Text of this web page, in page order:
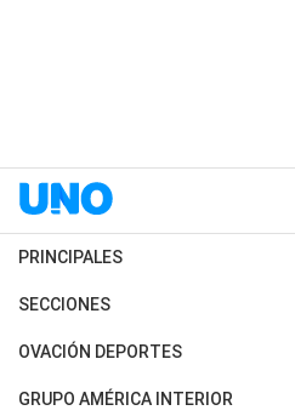
PRINCIPALES
Últimas Noticias
Política
SECCIONES
Horóscopo
Motores
OVACIÓN DEPORTES
Fútbol
GRUPO AMÉRICA INTERIOR